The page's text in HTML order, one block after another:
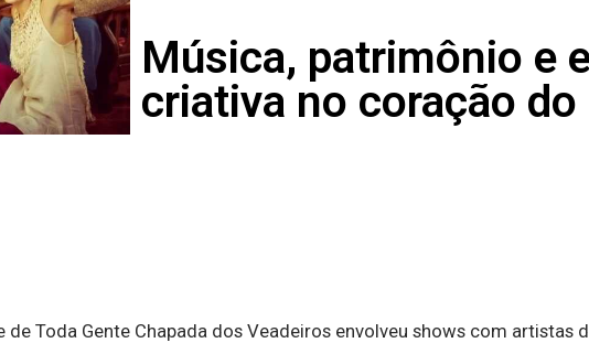
Música, patrimônio e
criativa no coração do
Toda Gente Chapada dos Veadeiros envolveu shows com artistas